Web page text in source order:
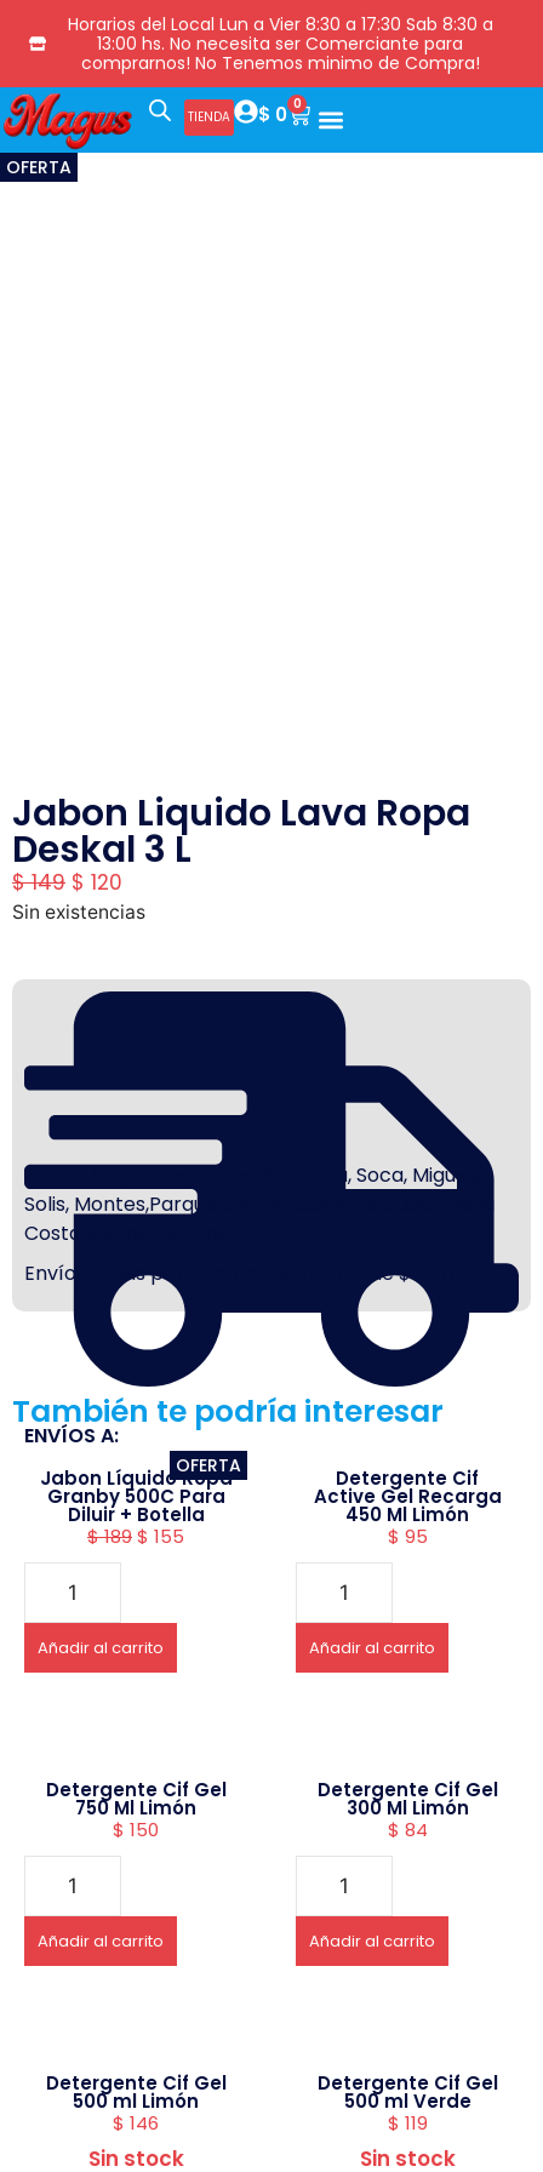
Horarios del Local Lun a Vier 8:30 a 17:30 Sab 8:30 a
13:00 hs. No necesita ser Comerciante para
comprarnos! No Tenemos minimo de Compra!
TIENDA $ 0 0
OFERTA
Jabon Liquido Lava Ropa
Deskal 3 L
$149 $ 120
Sin existencias
ENVÍOS A:
Pando, Empalme Olmos, Atlantida, Soca, Migues,
Solis, Montes,Parque del Plata,Salinas,Ciudad de la
Costa,Barros Blancos
Envíos grátis para compras a partir de $ 10mil
También te podría interesar
OFERTA
Jabon Líquido Ropa
Granby 500C Para
Diluir + Botella
$189$ 155
Añadir al carrito
Detergente Cif
Active Gel Recarga
450 Ml Limón
$ 95
Añadir al carrito
Detergente Cif Gel
750 Ml Limón
$ 150
Añadir al carrito
Detergente Cif Gel
300 Ml Limón
$ 84
Añadir al carrito
Detergente Cif Gel
500 ml Limón
$ 146
Sin stock
Detergente Cif Gel
500 ml Verde
$ 119
Sin stock